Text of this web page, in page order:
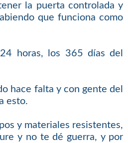
la puerta controlada y
que funciona como
horas, los 365 días del
hace falta y con gente del
esto.
y materiales resistentes,
y no te dé guerra, y por